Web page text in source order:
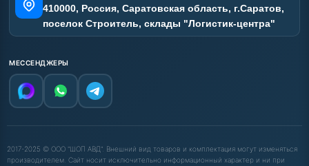
410000, Россия, Саратовская область, г.Саратов,
поселок Строитель, склады "Логистик-центра"
МЕССЕНДЖЕРЫ
2017-2025 © ООО "ШОП АВД". Внешний вид товаров и комплектация могут изменяться
производителем. Сайт носит исключительно информационный характер и ни при